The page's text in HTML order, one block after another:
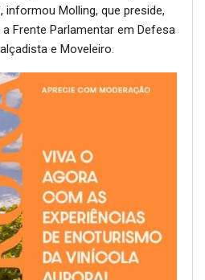
informou Molling, que preside,
Frente Parlamentar em Defesa
e Moveleiro.